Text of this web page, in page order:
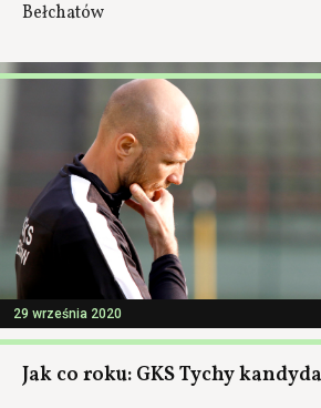
Bełchatów
29 września 2020
Jak co roku: GKS Tychy